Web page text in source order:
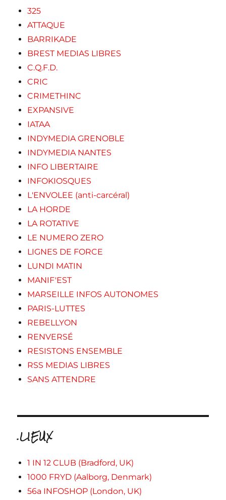
325
ATTAQUE
BARRIKADE
BREST MEDIAS LIBRES
C.Q.F.D.
CRIC
CRIMETHINC
EXPANSIVE
IATAA
INDYMEDIA GRENOBLE
INDYMEDIA NANTES
INFO LIBERTAIRE
INFOKIOSQUES
L'ENVOLEE (anti-carcéral)
LA HORDE
LA ROTATIVE
LE NUMERO ZERO
LIGNES DE FORCE
LUNDI MATIN
MANIF'EST
MARSEILLE INFOS AUTONOMES
PARIS-LUTTES
REBELLYON
RENVERSÉ
RESISTONS ENSEMBLE
RSS MEDIAS LIBRES
SANS ATTENDRE
.LIEUX
1 IN 12 CLUB (Bradford, UK)
1000 FRYD (Aalborg, Denmark)
56a INFOSHOP (London, UK)